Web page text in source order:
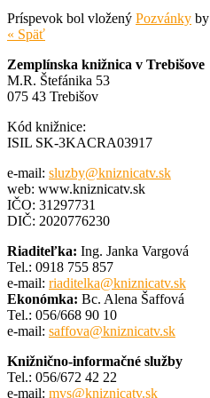
Príspevok bol vložený Pozvánky by
« Späť
Zemplínska knižnica v Trebišove
M.R. Štefánika 53
075 43 Trebišov
Kód knižnice:
ISIL SK-3KACRA03917
e-mail: sluzby@kniznicatv.sk
web: www.kniznicatv.sk
IČO: 31297731
DIČ: 2020776230
Riaditeľka: Ing. Janka Vargová
Tel.: 0918 755 857
e-mail: riaditelka@kniznicatv.sk
Ekonómka: Bc. Alena Šaffová
Tel.: 056/668 90 10
e-mail: saffova@kniznicatv.sk
Knižnično-informačné služby
Tel.: 056/672 42 22
e-mail: mvs@kniznicatv.sk